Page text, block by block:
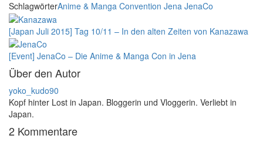
SchlagwörterAnime & Manga Convention Jena JenaCo
[Japan Juli 2015] Tag 10/11 – In den alten Zeiten von Kanazawa
[Event] JenaCo – Die Anime & Manga Con in Jena
Über den Autor
yoko_kudo90
Kopf hinter Lost in Japan. Bloggerin und Vloggerin. Verliebt in
Japan.
2 Kommentare